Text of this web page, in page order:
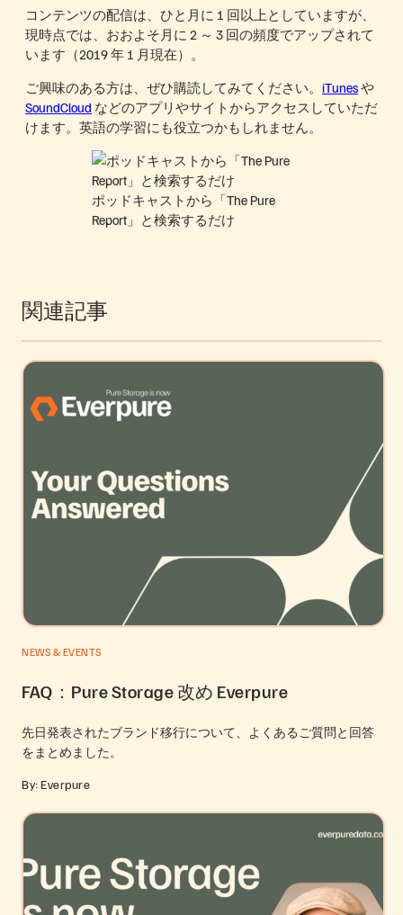
コンテンツの配信は、ひと月に 1 回以上としていますが、
現時点では、おおよそ月に 2 ～ 3 回の頻度でアップされて
います（2019 年 1 月現在）。
ご興味のある方は、ぜひ購読してみてください。 iTunesや
SoundCloud などのアプリやサイトからアクセスしていただ
けます。英語の学習にも役立つかもしれません。
ポッドキャストから「The Pure
Report」と検索するだけ
関連記事
NEWS & EVENTS
FAQ：Pure Storage 改め Everpure
先日発表されたブランド移行について、よくあるご質問と回答
をまとめました。
By: Everpure